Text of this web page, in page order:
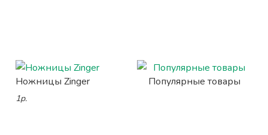
Ножницы Zinger
1р.
Популярные товары